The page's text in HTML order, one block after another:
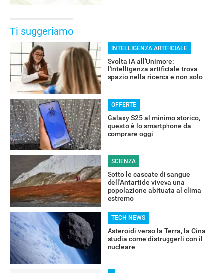
Ti suggeriamo
INTELLIGENZA ARTIFICIALE
Svolta IA all'Unimore:
l'intelligenza artificiale trova
spazio nella ricerca e non solo
OFFERTE
Galaxy S25 al minimo storico,
questo è lo smartphone da
comprare oggi
SCIENZA
Sotto le cascate di sangue
dell'Antartide viveva una
popolazione abituata al clima
estremo
TECH NEWS
Asteroidi verso la Terra, la Cina
studia come distruggerli con il
nucleare